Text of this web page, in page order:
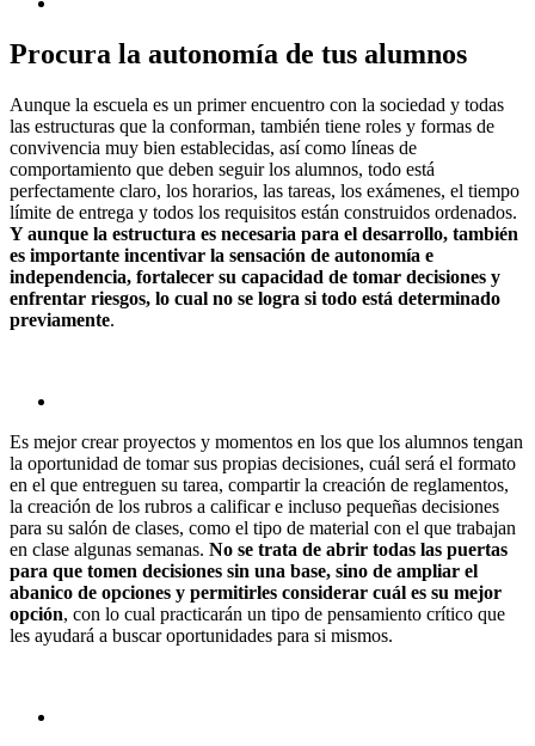
Procura la autonomía de tus alumnos
Aunque la escuela es un primer encuentro con la sociedad y todas
las estructuras que la conforman, también tiene roles y formas de
convivencia muy bien establecidas, así como líneas de
comportamiento que deben seguir los alumnos, todo está
perfectamente claro, los horarios, las tareas, los exámenes, el tiempo
límite de entrega y todos los requisitos están construidos ordenados.
Y aunque la estructura es necesaria para el desarrollo, también
es importante incentivar la sensación de autonomía e
independencia, fortalecer su capacidad de tomar decisiones y
enfrentar riesgos, lo cual no se logra si todo está determinado
previamente.
Es mejor crear proyectos y momentos en los que los alumnos tengan
la oportunidad de tomar sus propias decisiones, cuál será el formato
en el que entreguen su tarea, compartir la creación de reglamentos,
la creación de los rubros a calificar e incluso pequeñas decisiones
para su salón de clases, como el tipo de material con el que trabajan
en clase algunas semanas. No se trata de abrir todas las puertas
para que tomen decisiones sin una base, sino de ampliar el
abanico de opciones y permitirles considerar cuál es su mejor
opción, con lo cual practicarán un tipo de pensamiento crítico que
les ayudará a buscar oportunidades para si mismos.